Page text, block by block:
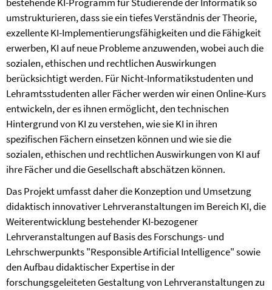
umstrukturieren, dass sie ein tiefes Verständnis der Theorie,
exzellente KI-Implementierungsfähigkeiten und die Fähigkeit
erwerben, KI auf neue Probleme anzuwenden, wobei auch die
sozialen, ethischen und rechtlichen Auswirkungen
berücksichtigt werden. Für Nicht-Informatikstudenten und
Lehramtsstudenten aller Fächer werden wir einen Online-Kurs
entwickeln, der es ihnen ermöglicht, den technischen
Hintergrund von KI zu verstehen, wie sie KI in ihren
spezifischen Fächern einsetzen können und wie sie die
sozialen, ethischen und rechtlichen Auswirkungen von KI auf
ihre Fächer und die Gesellschaft abschätzen können.
Das Projekt umfasst daher die Konzeption und Umsetzung
didaktisch innovativer Lehrveranstaltungen im Bereich KI, die
Weiterentwicklung bestehender KI-bezogener
Lehrveranstaltungen auf Basis des Forschungs- und
Lehrschwerpunkts "Responsible Artificial Intelligence" sowie
den Aufbau didaktischer Expertise in der
forschungsgeleiteten Gestaltung von Lehrveranstaltungen zu